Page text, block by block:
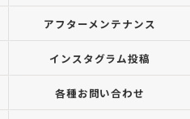
アフターメンテナンス
インスタグラム投稿
各種お問い合わせ